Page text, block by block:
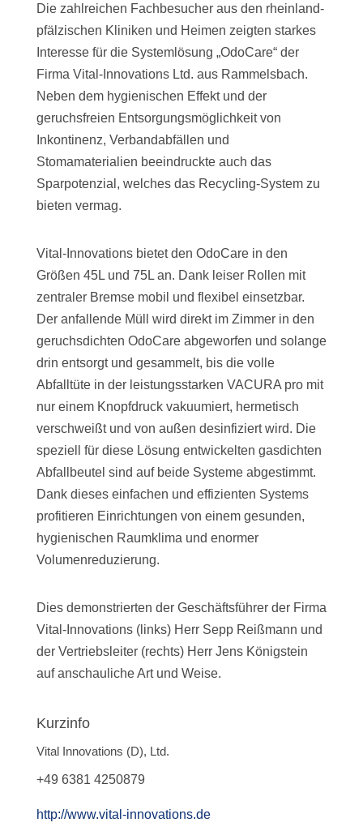
Die zahlreichen Fachbesucher aus den rheinland-
pfälzischen Kliniken und Heimen zeigten starkes
Interesse für die Systemlösung „OdoCare“ der
Firma Vital-Innovations Ltd. aus Rammelsbach.
Neben dem hygienischen Effekt und der
geruchsfreien Entsorgungsmöglichkeit von
Inkontinenz, Verbandabfällen und
Stomamaterialien beeindruckte auch das
Sparpotenzial, welches das Recycling-System zu
bieten vermag.
Vital-Innovations bietet den OdoCare in den
Größen 45L und 75L an. Dank leiser Rollen mit
zentraler Bremse mobil und flexibel einsetzbar.
Der anfallende Müll wird direkt im Zimmer in den
geruchsdichten OdoCare abgeworfen und solange
drin entsorgt und gesammelt, bis die volle
Abfalltüte in der leistungsstarken VACURA pro mit
nur einem Knopfdruck vakuumiert, hermetisch
verschweißt und von außen desinfiziert wird. Die
speziell für diese Lösung entwickelten gasdichten
Abfallbeutel sind auf beide Systeme abgestimmt.
Dank dieses einfachen und effizienten Systems
profitieren Einrichtungen von einem gesunden,
hygienischen Raumklima und enormer
Volumenreduzierung.
Dies demonstrierten der Geschäftsführer der Firma
Vital-Innovations (links) Herr Sepp Reißmann und
der Vertriebsleiter (rechts) Herr Jens Königstein
auf anschauliche Art und Weise.
Kurzinfo
Vital Innovations (D), Ltd.
+49 6381 4250879
http://www.vital-innovations.de